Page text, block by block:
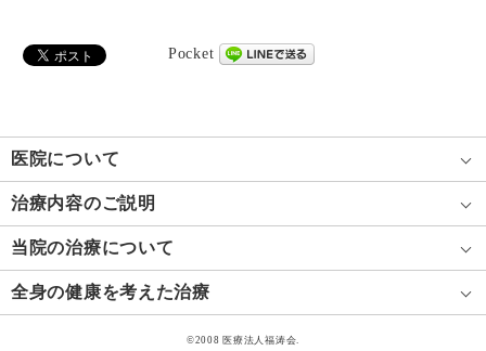
Pocket
医院について
治療内容のご説明
当院の治療について
全身の健康を考えた治療
©2008 医療法人福涛会.